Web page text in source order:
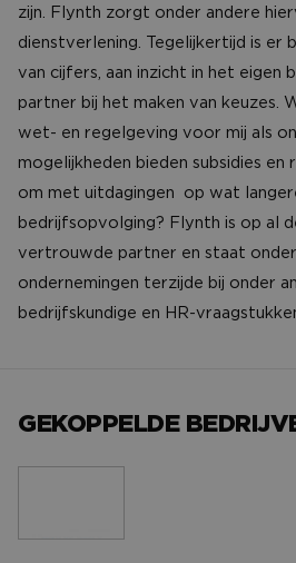
zijn. Flynth zorgt onder andere
dienstverlening. Tegelijkertijd is er
van cijfers, aan inzicht in het eigen
partner bij het maken van keuzes.
wet- en regelgeving voor mij als
mogelijkheden bieden subsidies en
om met uitdagingen op wat
bedrijfsopvolging? Flynth is op al
vertrouwde partner en staat
ondernemingen terzijde bij onder
bedrijfskundige en HR-
GEKOPPELDE